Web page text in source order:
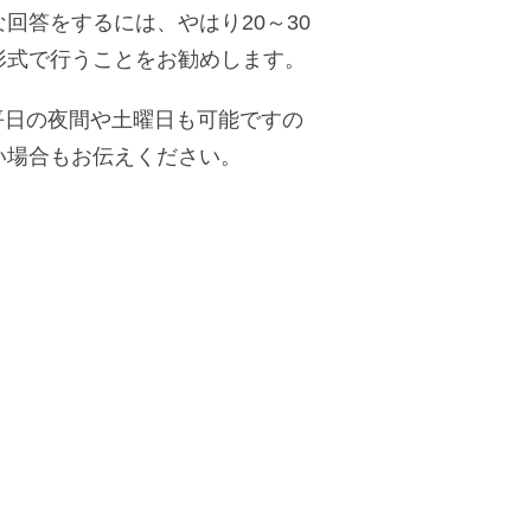
答をするには、やはり20～30
で行うことをお勧めします。
の夜間や土曜日も可能ですの
合もお伝えください。